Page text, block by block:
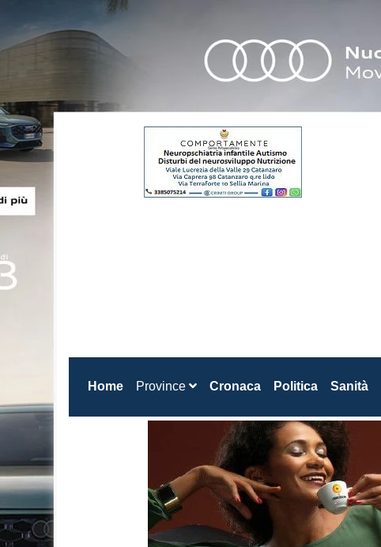
Home(current)
Province Cronaca Politica Sanità